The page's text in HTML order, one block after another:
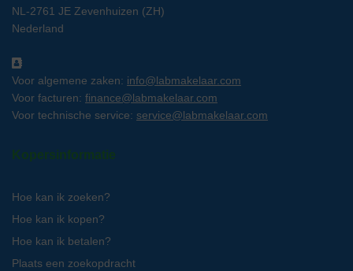
NL-2761 JE Zevenhuizen (ZH)
Nederland
Voor algemene zaken: info@labmakelaar.com
Voor facturen: finance@labmakelaar.com
Voor technische service: service@labmakelaar.com
Kopersinformatie
Hoe kan ik zoeken?
Hoe kan ik kopen?
Hoe kan ik betalen?
Plaats een zoekopdracht